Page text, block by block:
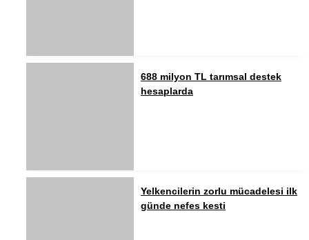
688 milyon TL tarımsal destek
hesaplarda
Yelkencilerin zorlu mücadelesi ilk
günde nefes kesti